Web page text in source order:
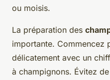
ou moisis.
La préparation des
importante. Commencez
délicatement avec un
à champignons. Évitez